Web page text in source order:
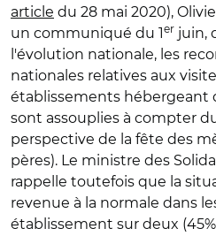
article du 28 mai 2020),
un communiqué du 1er juin,
l'évolution nationale, les
nationales relatives aux
établissements hébergeant
sont assouplies à compter
perspective de la fête des
pères). Le ministre des
rappelle toutefois que la
revenue à la normale dans
établissement sur deux